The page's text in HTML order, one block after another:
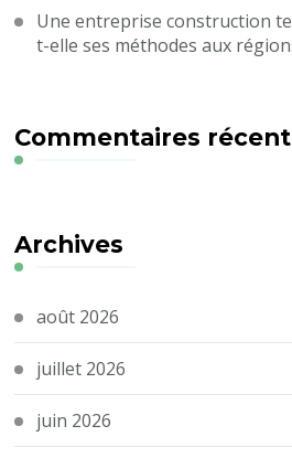
Une entreprise construction
t-elle ses méthodes aux
Commentaires
Archives
août 2026
juillet 2026
juin 2026